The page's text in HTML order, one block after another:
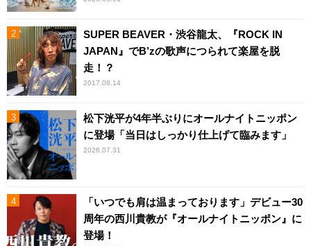
SUPER BEAVER・渋谷龍太、『ROCK IN
JAPAN』でB’zの歌声につられて楽屋を脱
走！？
2017.08.14
松下洸平が4年半ぶりにオールナイトニッポン
に登場「当日はしっかり仕上げて臨みます」
2026.07.31
「いつでも肩は温まっております」デビュー30
周年の西川貴教が『オールナイトニッポン』に
登場！